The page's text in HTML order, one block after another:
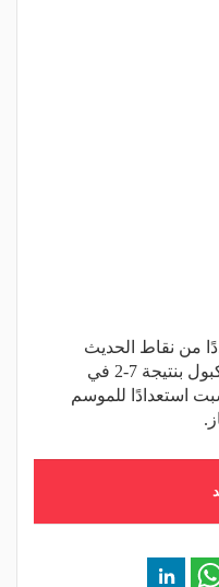
من نقاط الحديث
الرئيسية بعد فوز ليفربول على بلاكبول بنتيجة 7-2 في
استعدادًا للموسم